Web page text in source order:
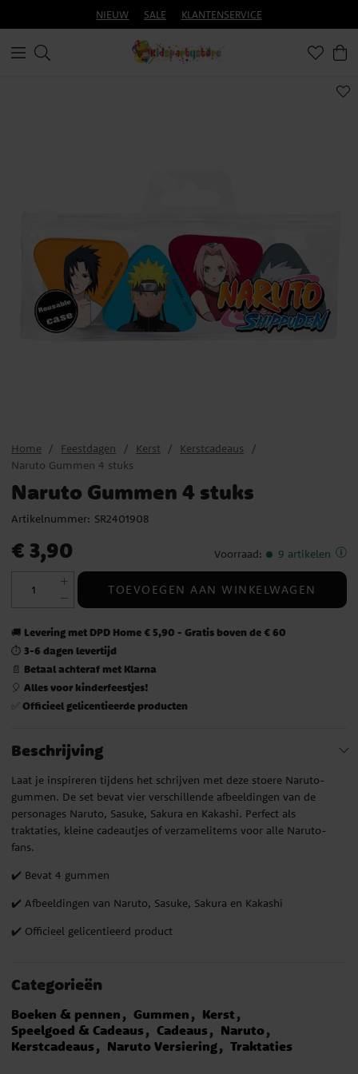
NIEUW SALE KLANTENSERVICE
Home Feestdagen Kerst
Kerstcadeaus
Naruto Gummen 4 stuks
Naruto Gummen 4 stuks
Artikelnummer: SR2401908
Prijs: € 3,90
€ 3,90 Voorraad: 9 artikelen
TOEVOEGEN AAN WINKELWAGEN
🚚 Levering met DPD Home € 5,90 - Gratis boven de € 60
⏱️ 3-6 dagen levertijd
📄 Betaal achteraf met Klarna
🎈 Alles voor kinderfeestjes!
✅ Officieel gelicentieerde producten
Beschrijving
Laat je inspireren tijdens het schrijven met deze stoere Naruto-
gummen. De set bevat vier verschillende afbeeldingen van de
personages Naruto, Sasuke, Sakura en Kakashi. Perfect als
traktaties, kleine cadeautjes of verzamelitems voor alle Naruto-
fans.
✔️ Bevat 4 gummen
✔️ Afbeeldingen van Naruto, Sasuke, Sakura en Kakashi
✔️ Officieel gelicentieerd product
Categorieën
Boeken & pennen Gummen
Kerst
Speelgoed & Cadeaus
Cadeaus
Naruto
Kerstcadeaus
Naruto Versiering Traktaties